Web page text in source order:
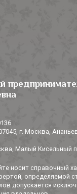
г. Москва,
Малый Кисельный
носит справочный
определяемой
допускается